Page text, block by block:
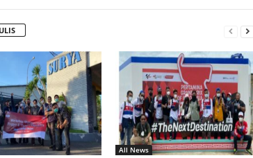
All News